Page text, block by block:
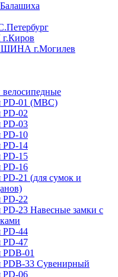
г.Могилев
велосипедные
PD-01 (МВС)
PD-02
PD-03
PD-10
PD-14
PD-15
PD-16
PD-21 (для сумок и
PD-22
PD-23 Навесные замки с
PD-44
PD-47
PDB-01
PDB-33 Сувенирный
PD-06